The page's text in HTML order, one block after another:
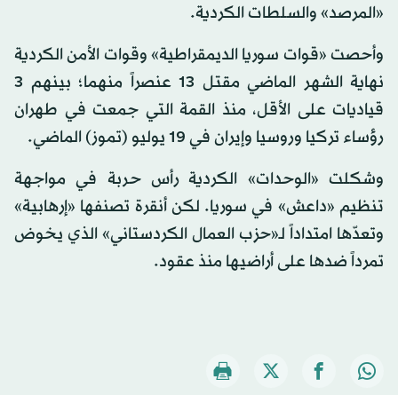
«المرصد» والسلطات الكردية.
وأحصت «قوات سوريا الديمقراطية» وقوات الأمن الكردية
نهاية الشهر الماضي مقتل 13 عنصراً منهما؛ بينهم 3
قياديات على الأقل، منذ القمة التي جمعت في طهران
رؤساء تركيا وروسيا وإيران في 19 يوليو (تموز) الماضي.
وشكلت «الوحدات» الكردية رأس حربة في مواجهة
تنظيم «داعش» في سوريا. لكن أنقرة تصنفها «إرهابية»
وتعدّها امتداداً لـ«حزب العمال الكردستاني» الذي يخوض
تمرداً ضدها على أراضيها منذ عقود.